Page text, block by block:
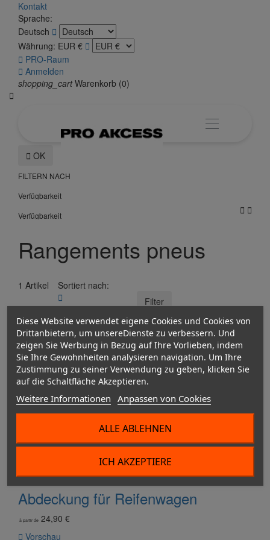
Kontakt
Sprache:
Deutsch 
Währung: EUR € 
 PRO-Raum
 Anmelden
shopping_cart Warenkorb (0)

 OK
FILTERN NACH
Verfügbarkeit
Verfügbarkeit
 
Rangements pneus
1 Artikel
Sortiert nach:

Filter
1 - 1 von 1 Artikel(n)
Abdeckung für Reifenwagen
à partir de 24,90 €
 Vorschau
Diese Website verwendet eigene Cookies und Cookies von
Drittanbietern, um unsereDienste zu verbessern. Und
zeigen Sie Werbung in Bezug auf Ihre Vorlieben, indem
Sie Ihre Gewohnheiten analysieren navigation. Um Ihre
Zustimmung zu seiner Verwendung zu geben, klicken Sie
auf die Schaltfläche Akzeptieren.
Weitere Informationen Anpassen von Cookies
ALLE ABLEHNEN
ICH AKZEPTIERE